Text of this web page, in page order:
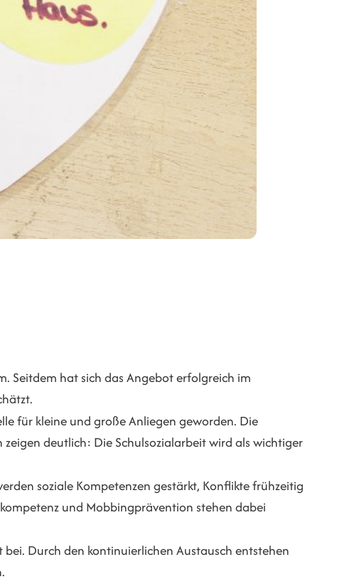
Seitdem hat sich das Angebot erfolgreich im
für kleine und große Anliegen geworden. Die
deutlich: Die Schulsozialarbeit wird als wichtiger
soziale Kompetenzen gestärkt, Konflikte frühzeitig
und Mobbingprävention stehen dabei
Durch den kontinuierlichen Austausch entstehen